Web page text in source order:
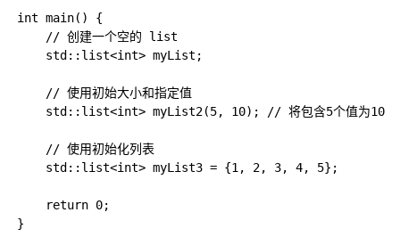
int main() {
    // 创建一个空的 list
    std::list<int> myList;
    // 使用初始大小和指定值
std::list<int> myList2(5, 10); // 将包含5个值为10的
    // 使用初始化列表
    std::list<int> myList3 = {1, 2, 3, 4, 5};
    return 0;